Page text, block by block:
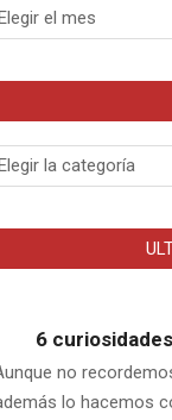
6
no
lo hacemos